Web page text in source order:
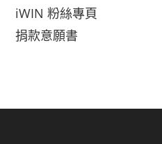
iWIN 粉絲專頁
捐款意願書